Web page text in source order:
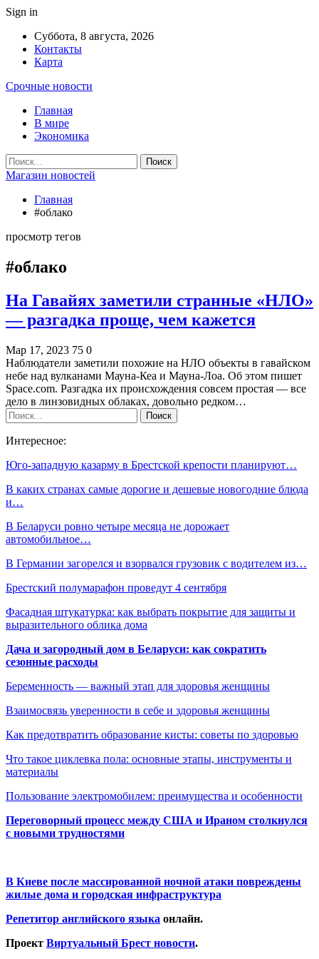
Sign in
Суббота, 8 августа, 2026
Контакты
Карта
Срочные новости
Главная
В мире
Экономика
Магазин новостей
Главная
#облако
просмотр тегов
#облако
На Гавайях заметили странные «НЛО»
— разгадка проще, чем кажется
Мар 17, 2023 75 0
Наблюдатели заметили похожие на НЛО объекты в гавайском
небе над вулканами Мауна-Кеа и Мауна-Лоа. Об этом пишет
Space.com. Разгадка их происхождения совсем простая — все
дело в линзовидных облаках, довольно редком…
Интересное:
Юго-западную казарму в Брестской крепости планируют…
В каких странах самые дорогие и дешевые новогодние блюда
и…
В Беларуси ровно четыре месяца не дорожает
автомобильное…
В Германии загорелся и взорвался грузовик с водителем из…
Брестский полумарафон проведут 4 сентября
Фасадная штукатурка: как выбрать покрытие для защиты и
выразительного облика дома
Дача и загородный дом в Беларуси: как сократить
сезонные расходы
Беременность — важный этап для здоровья женщины
Взаимосвязь уверенности в себе и здоровья женщины
Как предотвратить образование кисты: советы по здоровью
Что такое циклевка пола: основные этапы, инструменты и
материалы
Пользование электромобилем: преимущества и особенности
Переговорный процесс между США и Ираном столкнулся
с новыми трудностями
В Киеве после массированной ночной атаки повреждены
жилые дома и городская инфраструктура
Репетитор английского языка онлайн.
Проект Виртуальный Брест новости.